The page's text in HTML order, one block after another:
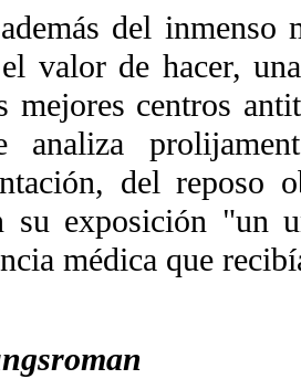
del
valor de hacer,
mejores centros
analiza
del reposo
su exposición "un
médica que